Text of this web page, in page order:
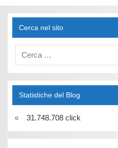
Cerca nel sito
Statistiche del Blog
31.748.708 click